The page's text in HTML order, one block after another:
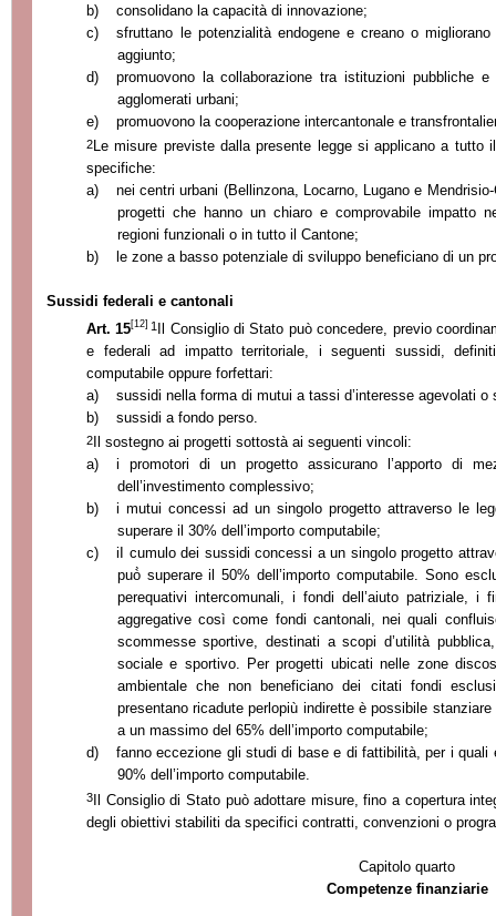
b)
consolidano la capacità di innovazione;
c)
sfruttano le potenzialità endogene e creano o
aggiunto;
d)
promuovono la collaborazione tra istituzioni pubbliche
agglomerati urbani;
e)
promuovono la cooperazione intercantonale e
2Le misure previste dalla presente legge si applicano a tutto
specifiche:
a)
nei centri urbani (Bellinzona, Locarno, Lugano e
progetti che hanno un chiaro e comprovabile impatto
regioni funzionali o in tutto il Cantone;
b)
le zone a basso potenziale di sviluppo beneficiano di un
Sussidi federali e cantonali
Art. 15[12] 1
Il Consiglio di Stato può concedere, previo
e federali ad impatto territoriale, i seguenti sussidi,
computabile oppure forfettari:
a)
sussidi nella forma di mutui a tassi d’interesse agevolati o
b)
sussidi a fondo perso.
2
Il sostegno ai progetti sottostà ai seguenti vincoli:
a)
i promotori di un progetto assicurano l’apporto di
dell’investimento complessivo;
b)
i mutui concessi ad un singolo progetto attraverso le
superare il 30% dell’importo computabile;
c)
iI cumulo dei sussidi concessi a un singolo progetto
può̀ superare il 50% dell’importo computabile. Sono
perequativi intercomunali, i fondi dell’aiuto patriziale, i
aggregative così come fondi cantonali, nei quali
scommesse sportive, destinati a scopi d’utilità
sociale e sportivo. Per progetti ubicati nelle zone
ambientale che non beneficiano dei citati fondi
presentano ricadute perlopiù indirette è possibile
a un massimo del 65% dell’importo computabile;
d)
fanno eccezione gli studi di base e di fattibilità, per i
90% dell’importo computabile.
3
Il Consiglio di Stato può adottare misure, fino a copertura
degli obiettivi stabiliti da specifici contratti, convenzioni o
Capitolo quarto
Competenze finanziarie